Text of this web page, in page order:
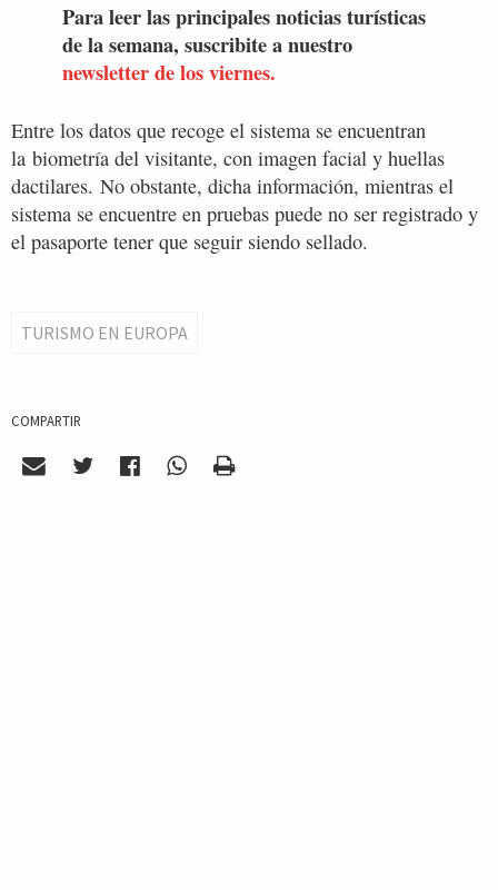
Para leer las principales noticias turísticas
de la semana, suscribite a nuestro
newsletter de los viernes.
Entre los datos que recoge el sistema se encuentran
la biometría del visitante, con imagen facial y huellas
dactilares. No obstante, dicha información, mientras el
sistema se encuentre en pruebas puede no ser registrado y
el pasaporte tener que seguir siendo sellado.
TURISMO EN EUROPA
COMPARTIR